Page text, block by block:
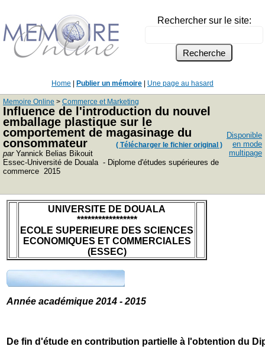
Rechercher sur le site:
Home Publier un mémoire Une page au hasard
Memoire Online > Commerce et Marketing
Influence de l'introduction du nouvel
emballage plastique sur le
comportement de magasinage du
consommateur
( Télécharger le fichier original )
parYannick Belias Bikouit
Essec-Université de Douala - Diplome d'études supérieures de
commerce 2015
Disponible
en mode
multipage
UNIVERSITE DE DOUALA
*****************
ECOLE SUPERIEURE DES SCIENCES
ECONOMIQUES ET COMMERCIALES
(ESSEC)
Année académique 2014 - 2015
De fin d'étude en contribution partielle à l'obtention du